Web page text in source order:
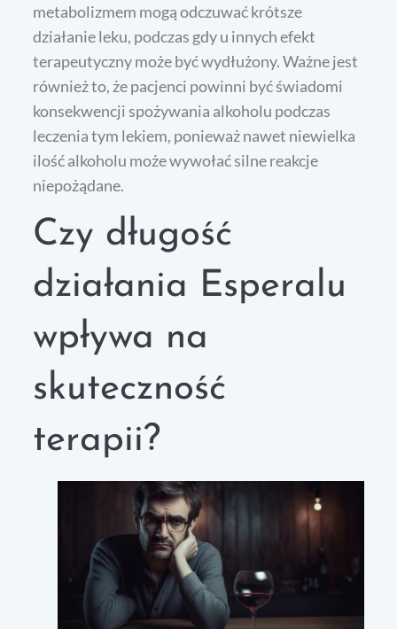
metabolizmem mogą odczuwać krótsze
działanie leku, podczas gdy u innych efekt
terapeutyczny może być wydłużony. Ważne jest
również to, że pacjenci powinni być świadomi
konsekwencji spożywania alkoholu podczas
leczenia tym lekiem, ponieważ nawet niewielka
ilość alkoholu może wywołać silne reakcje
niepożądane.
Czy długość
działania Esperalu
wpływa na
skuteczność
terapii?